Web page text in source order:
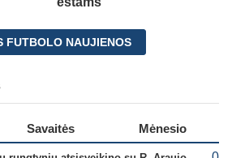
FUTBOLO NAUJIENOS
Savaitės Mėnesio